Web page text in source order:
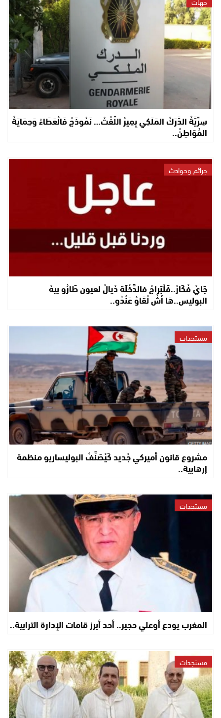
سِرِّيَّةْ الدَّرَكْ المَلَكِي بِمِيرْ اللِّفْتْ… نَمُوذَجْ فَالْعَطَاءْ وَحِمَايَةْ
المُوَاطِنْ..
جرائم وحوادث
جَايْ فْكَارْ..فَلْبَراجْ فالدَّخْلَة دْيالْ لعيون طَارُو بيهْ
البوليس..هَا أشْ لْقَاوْ عَنْدُو..
مستجدات
مشروع قانون أميركي جْديد كَيْصَنَّفْ البوليساريو منظمة
إرهابية..
مستجدات
المغرب يودع أوعلي حجير.. أحد أبرز قامات الإدارة الترابية..
مستجدات